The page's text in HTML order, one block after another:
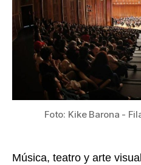
Foto: Kike Barona -
Música, teatro y arte